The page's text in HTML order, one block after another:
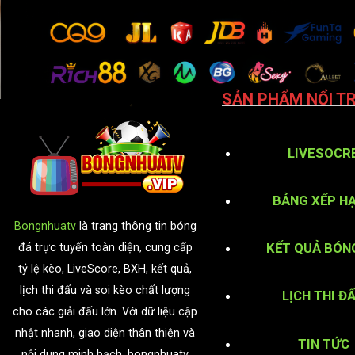
Bongnhuatvlà trang thông tin bóng
đá trực tuyến toàn diện, cung cấp
tỷ lệ kèo, LiveScore, BXH, kết quả,
lịch thi đấu và soi kèo chất lượng
cho các giải đấu lớn. Với dữ liệu cập
nhật nhanh, giao diện thân thiện và
SẢN PHẨM NỔI
BẢNG XẾP
KẾT QUẢ
LỊCH THI
TIN TỨC